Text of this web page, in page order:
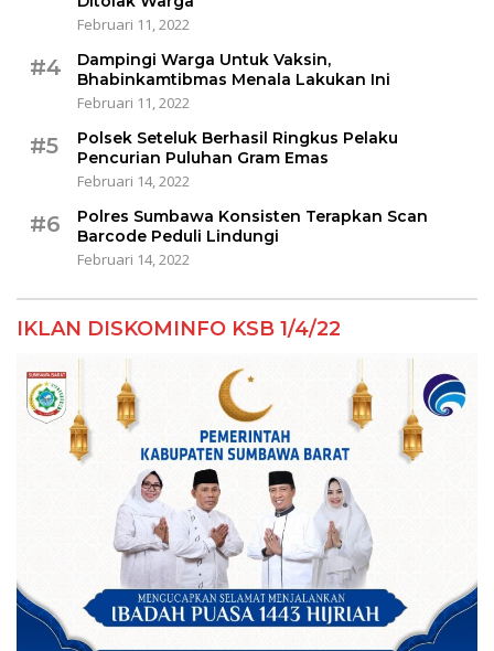
Februari 11, 2022
#4
Dampingi Warga Untuk Vaksin,
Bhabinkamtibmas Menala Lakukan Ini
Februari 11, 2022
#5
Polsek Seteluk Berhasil Ringkus Pelaku
Pencurian Puluhan Gram Emas
Februari 14, 2022
#6
Polres Sumbawa Konsisten Terapkan Scan
Barcode Peduli Lindungi
Februari 14, 2022
IKLAN DISKOMINFO KSB 1/4/22